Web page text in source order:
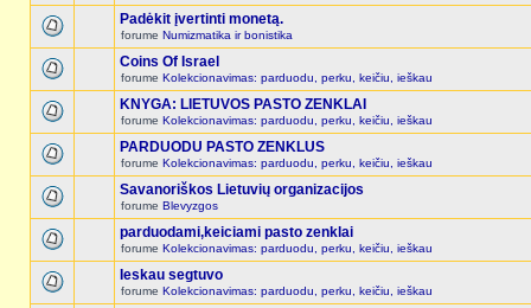
Padėkit įvertinti monetą.
forume Numizmatika ir bonistika
Coins Of Israel
forume Kolekcionavimas: parduodu, perku, keičiu, ieškau
KNYGA: LIETUVOS PASTO ZENKLAI
forume Kolekcionavimas: parduodu, perku, keičiu, ieškau
PARDUODU PASTO ZENKLUS
forume Kolekcionavimas: parduodu, perku, keičiu, ieškau
Savanoriškos Lietuvių organizacijos
forume Blevyzgos
parduodami,keiciami pasto zenklai
forume Kolekcionavimas: parduodu, perku, keičiu, ieškau
Ieskau segtuvo
forume Kolekcionavimas: parduodu, perku, keičiu, ieškau